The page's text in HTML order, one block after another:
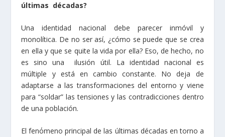
últimas décadas?
Una identidad nacional debe parecer inmóvil y
monolítica. De no ser así, ¿cómo se puede que se crea
en ella y que se quite la vida por ella? Eso, de hecho, no
es sino una ilusión útil. La identidad nacional es
múltiple y está en cambio constante. No deja de
adaptarse a las transformaciones del entorno y viene
para “soldar” las tensiones y las contradicciones dentro
de una población.
El fenόmeno principal de las últimas décadas en torno a